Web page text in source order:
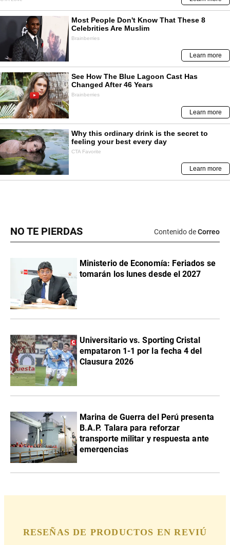
NO TE PIERDAS Contenido deCorreo
Ministerio de Economía: Feriados se
tomarán los lunes desde el 2027
Universitario vs. Sporting Cristal
empataron 1-1 por la fecha 4 del
Clausura 2026
Marina de Guerra del Perú presenta
B.A.P. Talara para reforzar
transporte militar y respuesta ante
emergencias